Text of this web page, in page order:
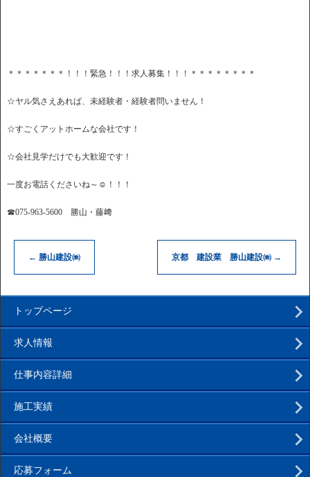
＊＊＊＊＊＊＊！！！緊急！！！求人募集！！！＊＊＊＊＊＊＊＊
☆ヤル気さえあれば、未経験者・経験者問いません！
☆すごくアットホームな会社です！
☆会社見学だけでも大歓迎です！
一度お電話くださいね～☺！！！
☎075-963-5600 勝山・藤﨑
← 勝山建設㈱ 京都 建設業 勝山建設㈱ →
トップページ
求人情報
仕事内容詳細
施工実績
会社概要
応募フォーム